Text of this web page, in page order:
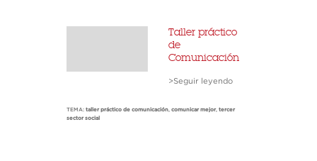
Taller práctico
de
Comunicación
>Seguir leyendo
TEMA: taller práctico de comunicación, comunicar mejor, tercer
sector social